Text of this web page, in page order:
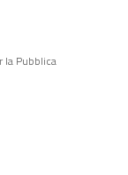
la Pubblica